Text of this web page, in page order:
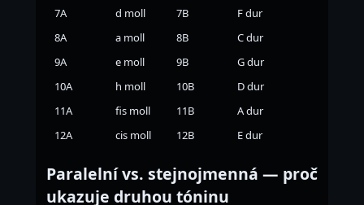
7A
d moll 7B
F dur
8A
a moll 8B
C dur
9A
e moll 9B
G dur
10A
h moll 10B
D dur
11A
fis moll 11B
A dur
12A
cis moll 12B E dur
Paralelní vs. stejnojmenná — proč
ukazuje druhou tóninu